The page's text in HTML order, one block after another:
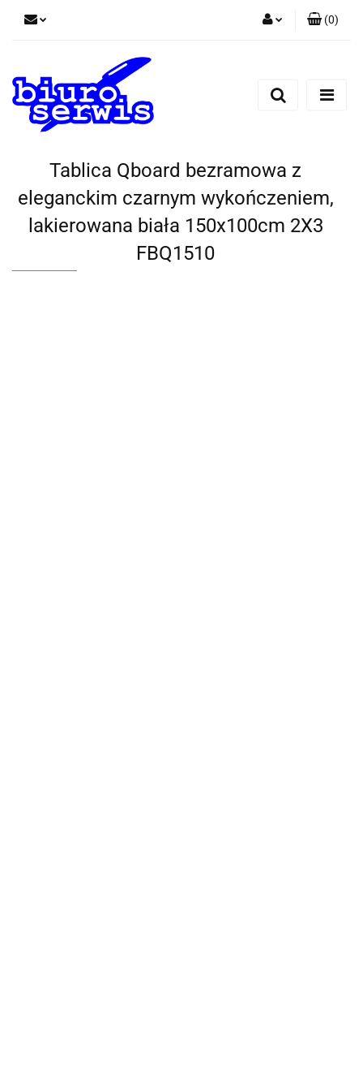
Zarejestruj się
(0)
Tablica Qboard bezramowa z
eleganckim czarnym wykończeniem,
lakierowana biała 150x100cm 2X3
FBQ1510